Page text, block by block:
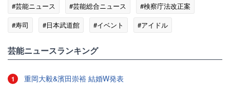
#芸能ニュース #芸能総合ニュース
#検察庁法改正案
#寿司
#日本武道館 #イベント
#アイドル
芸能ニュースランキング
1 重岡大毅&濱田崇裕 結婚W発表